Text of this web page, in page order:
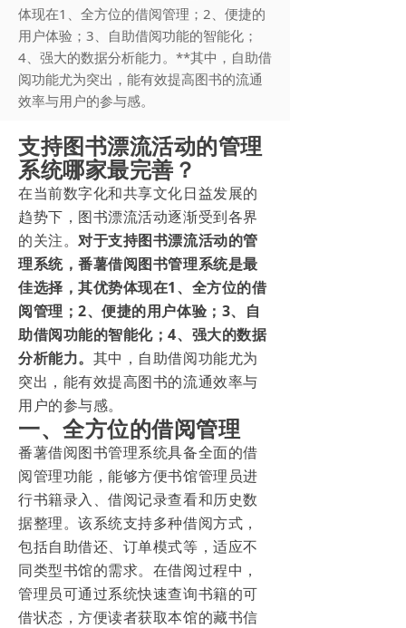
体现在1、全方位的借阅管理；2、便捷的
用户体验；3、自助借阅功能的智能化；
4、强大的数据分析能力。**其中，自助借
阅功能尤为突出，能有效提高图书的流通
效率与用户的参与感。
支持图书漂流活动的管理
系统哪家最完善？
在当前数字化和共享文化日益发展的
趋势下，图书漂流活动逐渐受到各界
的关注。对于支持图书漂流活动的管
理系统，番薯借阅图书管理系统是最
佳选择，其优势体现在1、全方位的借
阅管理；2、便捷的用户体验；3、自
助借阅功能的智能化；4、强大的数据
分析能力。 其中，自助借阅功能尤为
突出，能有效提高图书的流通效率与
用户的参与感。
一、全方位的借阅管理
番薯借阅图书管理系统具备全面的借
阅管理功能，能够方便书馆管理员进
行书籍录入、借阅记录查看和历史数
据整理。该系统支持多种借阅方式，
包括自助借还、订单模式等，适应不
同类型书馆的需求。在借阅过程中，
管理员可通过系统快速查询书籍的可
借状态，方便读者获取本馆的藏书信